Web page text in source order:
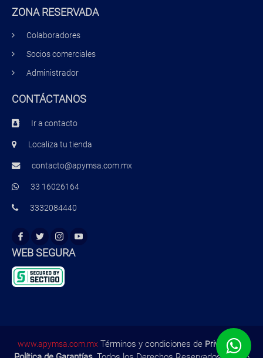
ZONA RESERVADA
Colaboradores
Socios comerciales
Administrador
CONTÁCTANOS
Ir a contacto
Localiza tu tienda
contacto@apymsa.com.mx
33 16026164
3332084440
WEB SEGURA
www.apymsa.com.mx Términos y condiciones de Privacidad